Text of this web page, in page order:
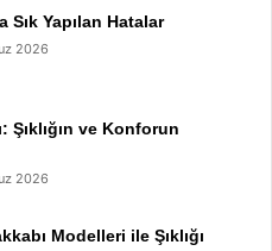
Sık Yapılan Hatalar
2026
Şıklığın ve Konforun
2026
Modelleri ile Şıklığı